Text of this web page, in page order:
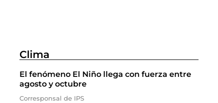
Clima
El fenómeno El Niño llega con fuerza entre
agosto y octubre
Corresponsal de IPS